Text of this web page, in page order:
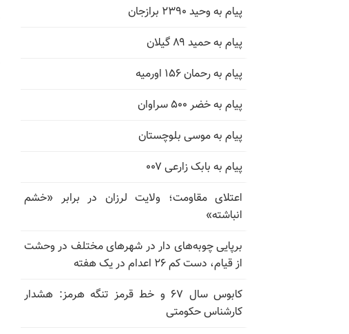
پیام به وحید ۲۳۹۰ برازجان
پیام به حمید ۸۹ گیلان
پیام به رحمان ۱۵۶ اورمیه
پیام به خضر ۵۰۰ سراوان
پیام به موسی بلوچستان
پیام به بابک زارعی ۰۰۷
اعتلای مقاومت؛ ولایت لرزان در برابر «خشم
انباشته»
برپایی چوبه‌های دار در شهرهای مختلف در وحشت
از قیام، دست کم ۲۶ اعدام در یک هفته
کابوس سال ۶۷ و خط قرمز تنگه هرمز: هشدار
کارشناس حکومتی